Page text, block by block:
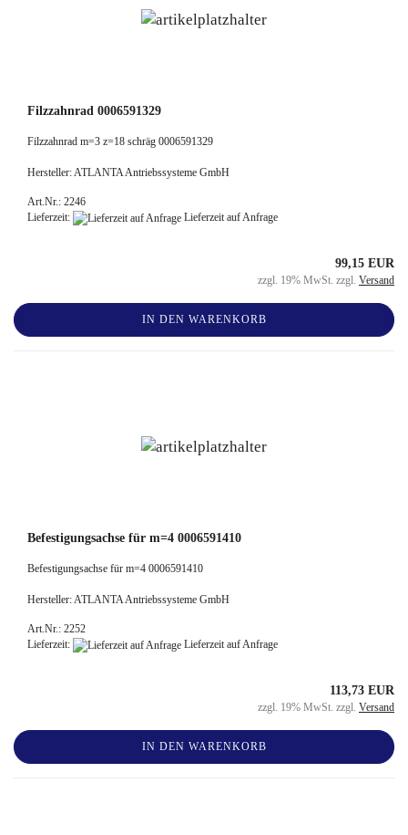
Filzzahnrad 0006591329
Filzzahnrad m=3 z=18 schräg 0006591329
Hersteller: ATLANTA Antriebssysteme GmbH
Art.Nr.: 2246
Lieferzeit:
Lieferzeit auf Anfrage
99,15 EUR
zzgl. 19% MwSt. zzgl. Versand
IN DEN WARENKORB
Befestigungsachse für m=4 0006591410
Befestigungsachse für m=4 0006591410
Hersteller: ATLANTA Antriebssysteme GmbH
Art.Nr.: 2252
Lieferzeit:
Lieferzeit auf Anfrage
113,73 EUR
zzgl. 19% MwSt. zzgl. Versand
IN DEN WARENKORB